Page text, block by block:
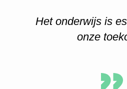
Het onderwijs is
onze